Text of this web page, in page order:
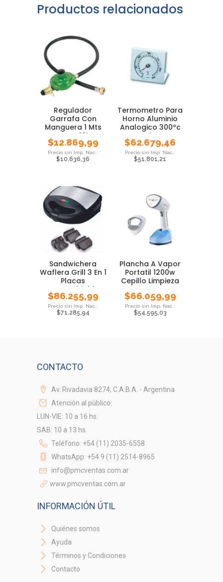
Productos relacionados
Regulador
Garrafa Con
Manguera 1 Mts
Brogas 10kg
Cocina Anaf
$12.869,99
$10.636,36
Termometro Para
Horno Aluminio
Analogico 300ºc
Tfa
$62.679,46
$51.801,21
Sandwichera
Waflera Grill 3 En 1
Placas
Intercambiables
750w
$86.255,99
$71.285,94
Plancha A Vapor
Portatil 1200w
Cepillo Limpieza
$66.059,99
$54.595,03
CONTACTO
Av. Rivadavia 8274, C.A.B.A. - Argentina
Atención al público:
LUN-VIE: 10 a 16 hs.
SAB: 10 a 13 hs.
Teléfono: +54 (11) 2035-6558
WhatsApp: +54 9 (11) 2514-8965
info@pmcventas.com.ar
www.pmcventas.com.ar
INFORMACIÓN ÚTIL
Quiénes somos
Ayuda
Términos y Condiciones
Contacto